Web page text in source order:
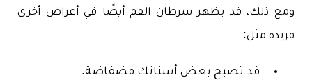
ومع ذلك، قد يظهر سرطان الفم أيضًا في أعراض أخرى
فريدة مثل:
قد تصبح بعض أسنانك فضفاضة.